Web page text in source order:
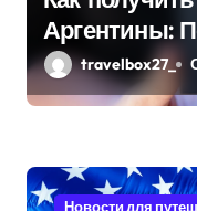
п
и
я
Аргентины:
travelbox27_
Новости для